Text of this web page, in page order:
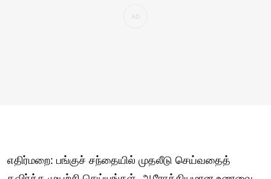
எதிர்மறை: பங்குச் சந்தையில் முதலீடு செய்வதைத்